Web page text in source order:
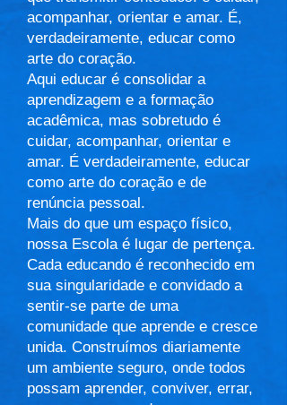
acompanhar, orientar e amar. É,
verdadeiramente, educar como
arte do coração.
Aqui educar é consolidar a
aprendizagem e a formação
acadêmica, mas sobretudo é
cuidar, acompanhar, orientar e
amar. É verdadeiramente, educar
como arte do coração e de
renúncia pessoal.
Mais do que um espaço físico,
nossa Escola é lugar de pertença.
Cada educando é reconhecido em
sua singularidade e convidado a
sentir-se parte de uma
comunidade que aprende e cresce
unida. Construímos diariamente
um ambiente seguro, onde todos
possam aprender, conviver, errar,